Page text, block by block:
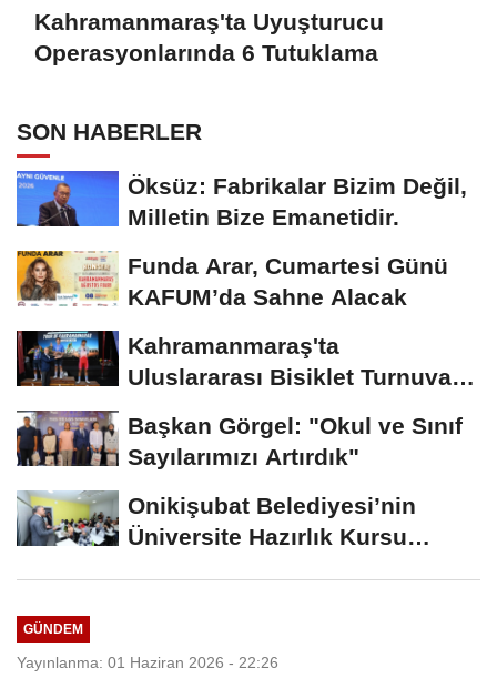
Kahramanmaraş'ta Uyuşturucu
Operasyonlarında 6 Tutuklama
SON HABERLER
Öksüz: Fabrikalar Bizim Değil,
Milletin Bize Emanetidir.
Funda Arar, Cumartesi Günü
KAFUM’da Sahne Alacak
Kahramanmaraş'ta
Uluslararası Bisiklet Turnuvası
Başkan Görgel: "Okul ve Sınıf
Sayılarımızı Artırdık"
Onikişubat Belediyesi’nin
Üniversite Hazırlık Kursu
GÜNDEM
Yayınlanma: 01 Haziran 2026 - 22:26